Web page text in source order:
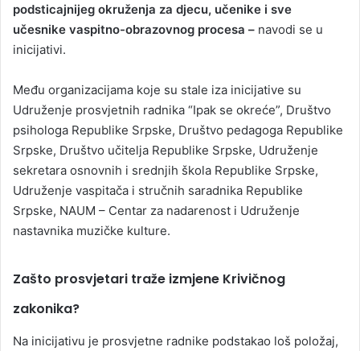
podsticajnijeg okruženja za djecu, učenike i sve
učesnike vaspitno-obrazovnog procesa – navodi se u
inicijativi.
Među organizacijama koje su stale iza inicijative su
Udruženje prosvjetnih radnika “Ipak se okreće”, Društvo
psihologa Republike Srpske, Društvo pedagoga Republike
Srpske, Društvo učitelja Republike Srpske, Udruženje
sekretara osnovnih i srednjih škola Republike Srpske,
Udruženje vaspitača i stručnih saradnika Republike
Srpske, NAUM – Centar za nadarenost i Udruženje
nastavnika muzičke kulture.
Zašto prosvjetari traže izmjene Krivičnog
zakonika?
Na inicijativu je prosvjetne radnike podstakao loš položaj,